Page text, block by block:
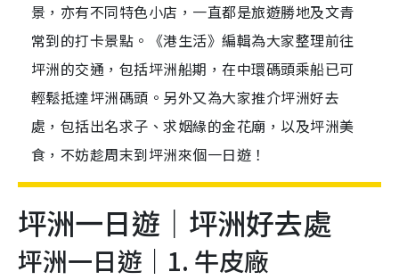
景，亦有不同特色小店，一直都是旅遊勝地及文青
常到的打卡景點。《港生活》編輯為大家整理前往
坪洲的交通，包括坪洲船期，在中環碼頭乘船已可
輕鬆抵達坪洲碼頭。另外又為大家推介坪洲好去
處，包括出名求子、求姻緣的金花廟，以及坪洲美
食，不妨趁周末到坪洲來個一日遊！
坪洲一日遊｜坪洲好去處
坪洲一日遊｜1. 牛皮廠